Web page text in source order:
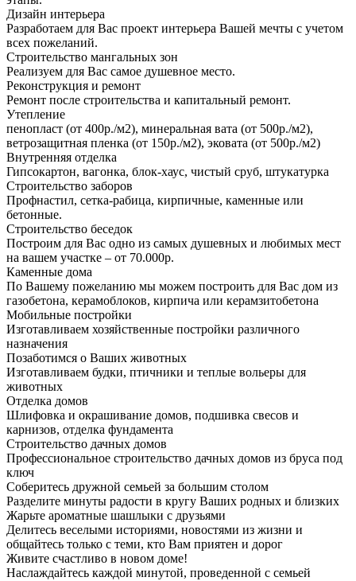
Дизайн интерьера
Разработаем для Вас проект интерьера Вашей мечты с учетом
всех пожеланий.
Строительство мангальных зон
Реализуем для Вас самое душевное место.
Реконструкция и ремонт
Ремонт после строительства и капитальный ремонт.
Утепление
пенопласт (от 400р./м2), минеральная вата (от 500р./м2),
ветрозащитная пленка (от 150р./м2), эковата (от 500р./м2)
Внутренняя отделка
Гипсокартон, вагонка, блок-хаус, чистый сруб, штукатурка
Строительство заборов
Профнастил, сетка-рабица, кирпичные, каменные или
бетонные.
Строительство беседок
Построим для Вас одно из самых душевных и любимых мест
на вашем участке – от 70.000р.
Каменные дома
По Вашему пожеланию мы можем построить для Вас дом из
газобетона, керамоблоков, кирпича или керамзитобетона
Мобильные постройки
Изготавливаем хозяйственные постройки различного
назначения
Позаботимся о Ваших животных
Изготавливаем будки, птичники и теплые вольеры для
животных
Отделка домов
Шлифовка и окрашивание домов, подшивка свесов и
карнизов, отделка фундамента
Строительство дачных домов
Профессиональное строительство дачных домов из бруса под
ключ
Соберитесь дружной семьей за большим столом
Разделите минуты радости в кругу Ваших родных и близких
Жарьте ароматные шашлыки с друзьями
Делитесь веселыми историями, новостями из жизни и
общайтесь только с теми, кто Вам приятен и дорог
Живите счастливо в новом доме!
Наслаждайтесь каждой минутой, проведенной с семьей